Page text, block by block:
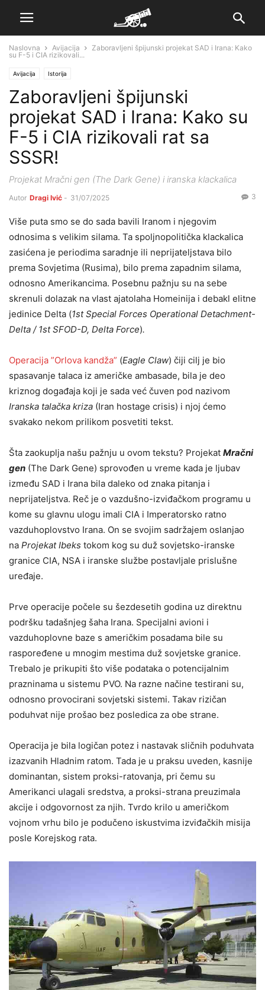
Naslovna Avijacija
Zaboravljeni špijunski projekat SAD i Irana: Kako
su F-5 i CIA rizikovali...
Avijacija Istorija
Zaboravljeni špijunski
projekat SAD i Irana: Kako su
F-5 i CIA rizikovali rat sa
SSSR!
Projekat Mračni gen (The Dark Gene) i iranska klackalica
Autor Dragi Ivić - 31/07/2025 3
Više puta smo se do sada bavili Iranom i njegovim
odnosima s velikim silama. Ta spoljnopolitička klackalica
zasićena je periodima saradnje ili neprijateljstava bilo
prema Sovjetima (Rusima), bilo prema zapadnim silama,
odnosno Amerikancima. Posebnu pažnju su na sebe
skrenuli dolazak na vlast ajatolaha Homeinija i debakl elitne
jedinice Delta (1st Special Forces Operational Detachment-
Delta / 1st SFOD-D, Delta Force).
Operacija ”Orlova kandža” (Eagle Claw) čiji cilj je bio
spasavanje talaca iz američke ambasade, bila je deo
kriznog događaja koji je sada već čuven pod nazivom
Iranska talačka kriza (Iran hostage crisis) i njoj ćemo
svakako nekom prilikom posvetiti tekst.
Šta zaokuplja našu pažnju u ovom tekstu? Projekat Mračni
gen (The Dark Gene) sprovođen u vreme kada je ljubav
između SAD i Irana bila daleko od znaka pitanja i
neprijateljstva. Reč je o vazdušno-izviđačkom programu u
kome su glavnu ulogu imali CIA i Imperatorsko ratno
vazduhoplovstvo Irana. On se svojim sadržajem oslanjao
na Projekat Ibeks tokom kog su duž sovjetsko-iranske
granice CIA, NSA i iranske službe postavljale prislušne
uređaje.
Prve operacije počele su šezdesetih godina uz direktnu
podršku tadašnjeg šaha Irana. Specijalni avioni i
vazduhoplovne baze s američkim posadama bile su
raspoređene u mnogim mestima duž sovjetske granice.
Trebalo je prikupiti što više podataka o potencijalnim
prazninama u sistemu PVO. Na razne načine testirani su,
odnosno provocirani sovjetski sistemi. Takav rizičan
poduhvat nije prošao bez posledica za obe strane.
Operacija je bila logičan potez i nastavak sličnih poduhvata
izazvanih Hladnim ratom. Tada je u praksu uveden, kasnije
dominantan, sistem proksi-ratovanja, pri čemu su
Amerikanci ulagali sredstva, a proksi-strana preuzimala
akcije i odgovornost za njih. Tvrdo krilo u američkom
vojnom vrhu bilo je podučeno iskustvima izviđačkih misija
posle Korejskog rata.